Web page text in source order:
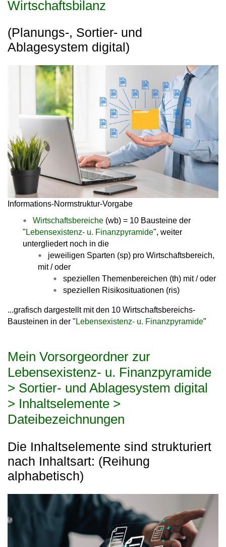
Wirtschaftsbilanz
(Planungs-, Sortier- und
Ablagesystem digital)
Informations-Normstruktur-Vorgabe
Wirtschaftsbereiche (wb) = 10 Bausteine der
" Lebensexistenz- u. Finanzpyramide", weiter
untergliedert noch in die
jeweiligen Sparten (sp) pro Wirtschaftsbereich,
mit / oder
speziellen Themenbereichen (th) mit / oder
speziellen Risikosituationen (ris)
...grafisch dargestellt mit den 10 Wirtschaftsbereichs-
Bausteinen in der " Lebensexistenz- u. Finanzpyramide"
Mein Vorsorgeordner zur
Lebensexistenz- u. Finanzpyramide
> Sortier- und Ablagesystem digital
> Inhaltselemente >
Dateibezeichnungen
Die Inhaltselemente sind strukturiert
nach Inhaltsart: (Reihung
alphabetisch)